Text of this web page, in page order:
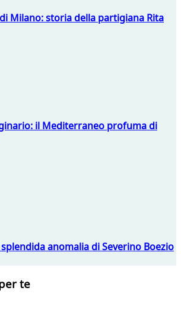
di Milano: storia della partigiana Rita
il Mediterraneo profuma di
anomalia di Severino Boezio
te